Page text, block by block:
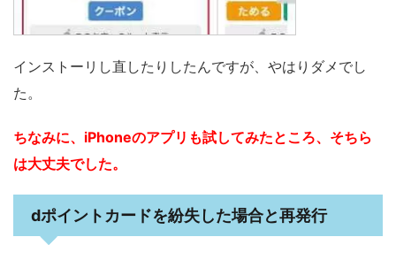
インストーリし直したりしたんですが、やはりダメでし
た。
ちなみに、iPhoneのアプリも試してみたところ、そちら
は大丈夫でした。
dポイントカードを紛失した場合と再発行